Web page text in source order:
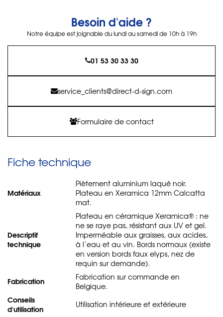
Besoin d'aide ?
Notre équipe est joignable du lundi au samedi de 10h à 19h
01 53 30 33 30
service_clients@direct-d-sign.com
Formulaire de contact
Fiche technique
Matériaux
Piètement aluminium laqué noir.
Plateau en Xeramica 12mm Calcatta
mat.
Descriptif
technique
Plateau en céramique Xeramica® : ne
ne se raye pas, résistant aux UV et gel.
Imperméable aux graisses, aux acides,
à l’eau et au vin. Bords normaux (existe
en version bords faux elyps, nez de
requin sur demande).
Fabrication
Fabrication sur commande en
Belgique.
Conseils
d'utilisation
Utilisation intérieure et extérieure